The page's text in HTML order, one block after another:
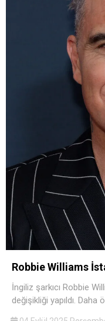
Robbie Williams
İngiliz şarkıcı Robbie
değişikliği yapıldı. Daha